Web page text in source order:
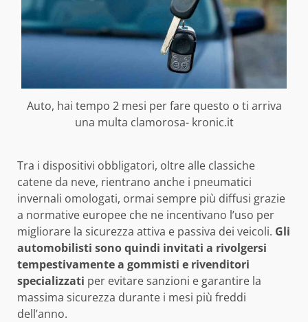
Auto, hai tempo 2 mesi per fare questo o ti arriva
una multa clamorosa- kronic.it
Tra i dispositivi obbligatori, oltre alle classiche
catene da neve, rientrano anche i pneumatici
invernali omologati, ormai sempre più diffusi grazie
a normative europee che ne incentivano l’uso per
migliorare la sicurezza attiva e passiva dei veicoli. Gli
automobilisti sono quindi invitati a rivolgersi
tempestivamente a gommisti e rivenditori
specializzati per evitare sanzioni e garantire la
massima sicurezza durante i mesi più freddi
dell’anno.